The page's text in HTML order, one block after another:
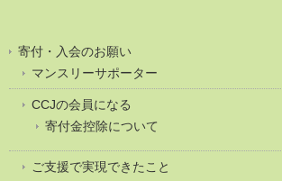
寄付・入会のお願い
マンスリーサポーター
CCJの会員になる
寄付金控除について
ご支援で実現できたこと